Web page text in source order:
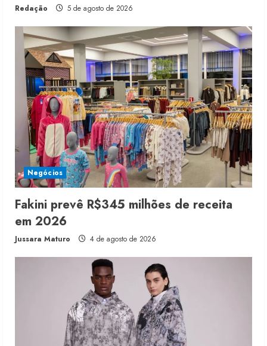
Redação 5 de agosto de 2026
Negócios
Fakini prevê R$345 milhões de receita
em 2026
Jussara Maturo 4 de agosto de 2026